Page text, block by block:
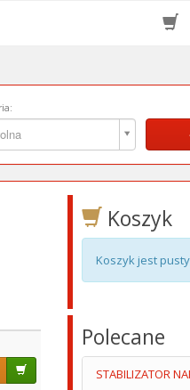
Koszyk
Koszyk jest
Polecane